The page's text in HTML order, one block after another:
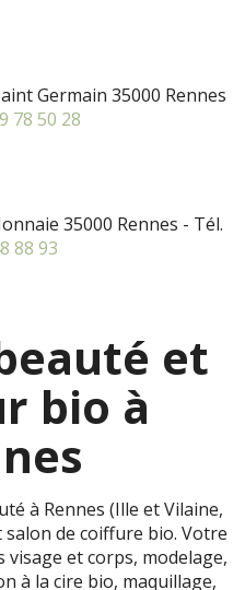
Germain 35000 Rennes
78 50 28
35000 Rennes - Tél.
88 93
et
bio à
à Rennes (Ille et Vilaine,
salon de coiffure bio. Votre
et corps, modelage,
à la cire bio, maquillage,